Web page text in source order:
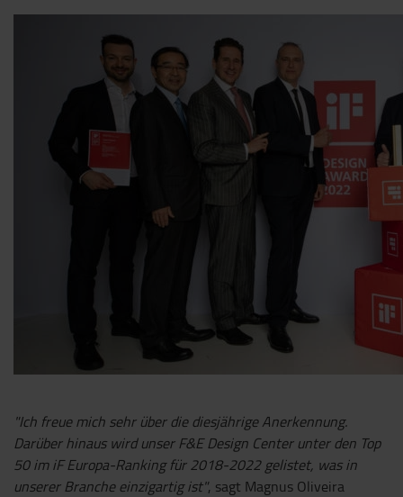
"Ich freue mich sehr über die diesjährige Anerkennung.
Darüber hinaus wird unser F&E Design Center unter den Top
50 im iF Europa-Ranking für 2018-2022 gelistet, was in
unserer Branche einzigartig ist", sagt Magnus Oliveira